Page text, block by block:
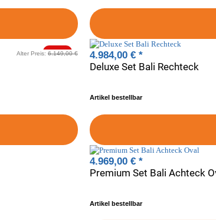
-20%
Alter Preis: 6.149,00 €
Deluxe Set Bali Rechteck
4.984,00 € *
Artikel bestellbar
Premium Set Bali Achteck
4.969,00 € *
Artikel bestellbar